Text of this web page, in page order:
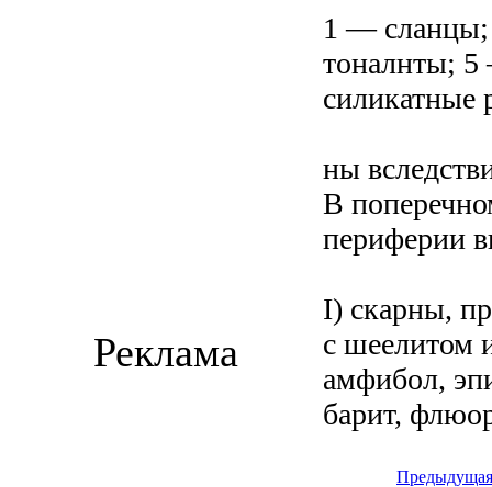
1 —
тоналнты; 5
ны
В
периферии
I) скарны,
с шеелитом
амфибол,
барит,
Предыдущая
Реклама